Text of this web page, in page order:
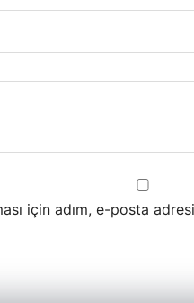
için adım, e-posta